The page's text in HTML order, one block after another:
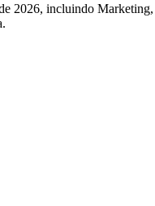
2026, incluindo